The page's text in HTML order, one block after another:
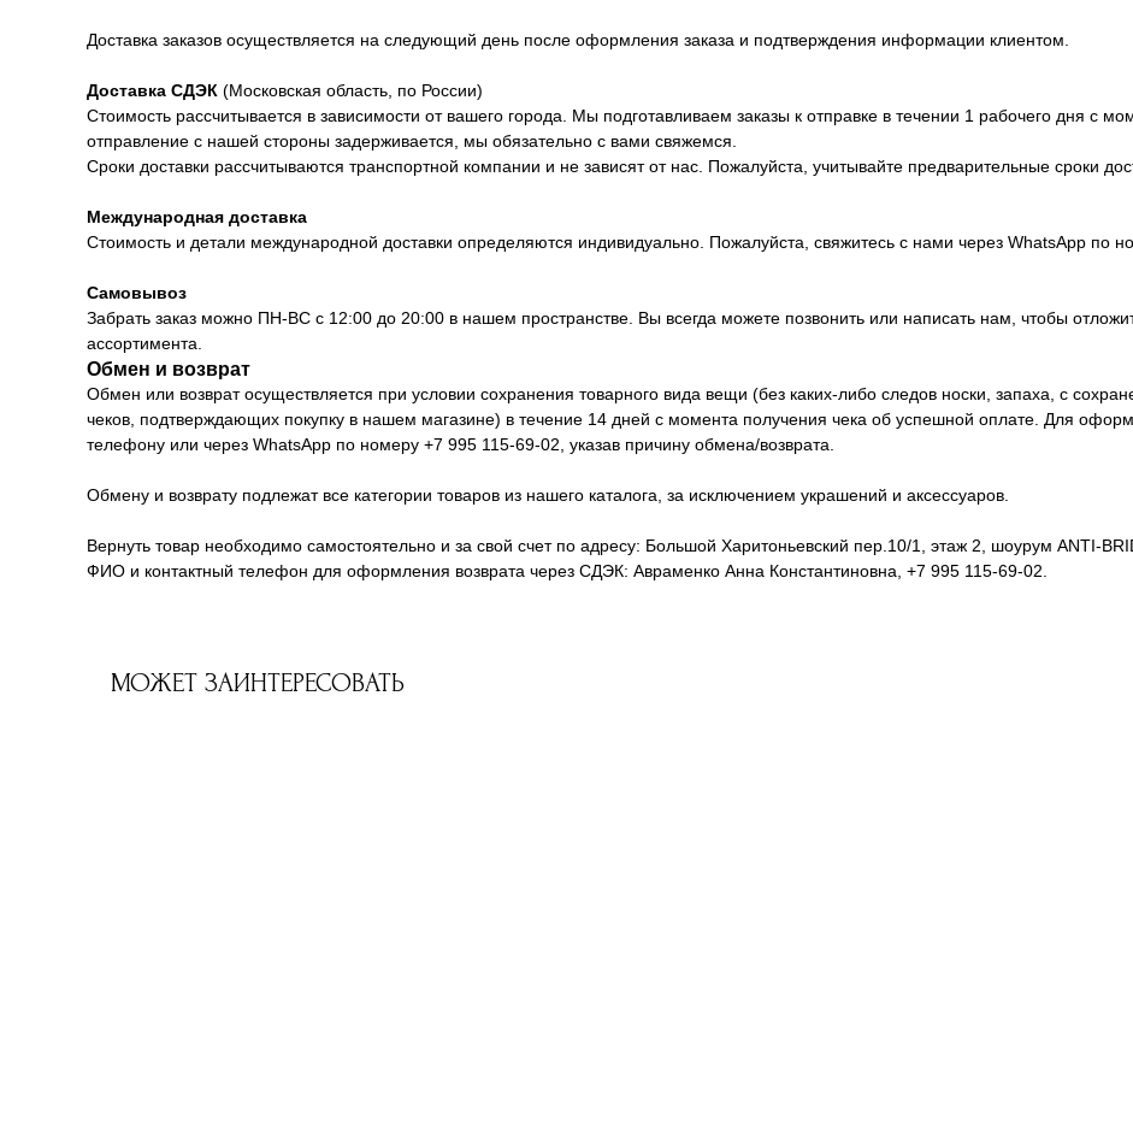
Доставка заказов осуществляется на следующий день после оформления заказа и подтверждения информации клиентом.
Доставка СДЭК (Московская область, по России)
Стоимость рассчитывается в зависимости от вашего города. Мы подготавливаем заказы к отправке в течении 1 рабочего дня с
отправление с нашей стороны задерживается, мы обязательно с вами свяжемся.
Сроки доставки рассчитываются транспортной компании и не зависят от нас. Пожалуйста, учитывайте предварительные сроки
Международная доставка
Стоимость и детали международной доставки определяются индивидуально. Пожалуйста, свяжитесь с нами через WhatsApp по
Самовывоз
Забрать заказ можно ПН-ВС с 12:00 до 20:00 в нашем пространстве. Вы всегда можете позвонить или написать нам, чтобы
ассортимента.
Обмен и возврат
Обмен или возврат осуществляется при условии сохранения товарного вида вещи (без каких-либо следов носки, запаха, с
чеков, подтверждающих покупку в нашем магазине) в течение 14 дней с момента получения чека об успешной оплате. Для
телефону или через WhatsApp по номеру +7 995 115-69-02, указав причину обмена/возврата.
Обмену и возврату подлежат все категории товаров из нашего каталога, за исключением украшений и аксессуаров.
Вернуть товар необходимо самостоятельно и за свой счет по адресу: Большой Харитоньевский пер.10/1, этаж 2, шоурум ANTI-
ФИО и контактный телефон для оформления возврата через СДЭК: Авраменко Анна Константиновна, +7 995 115-69-02.
МОЖЕТ ЗАИНТЕРЕСОВАТЬ